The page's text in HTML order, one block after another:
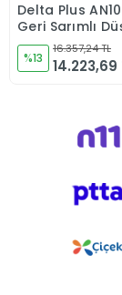
Sepete
Delta Plus
Geri Sarımlı
Durdurucu
%13
16.357,24 TL
14.223,69